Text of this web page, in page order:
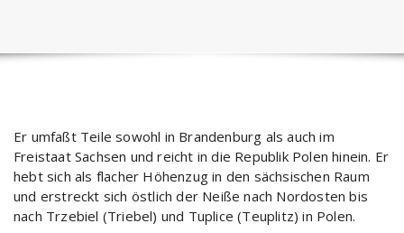
Er umfaßt Teile sowohl in Brandenburg als auch im
Freistaat Sachsen und reicht in die Republik Polen hinein. Er
hebt sich als flacher Höhenzug in den sächsischen Raum
und erstreckt sich östlich der Neiße nach Nordosten bis
nach Trzebiel (Triebel) und Tuplice (Teuplitz) in Polen.